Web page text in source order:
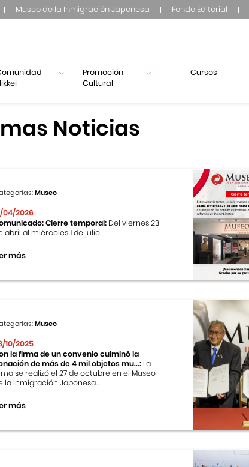
Museo de la Inmigración Japonesa Fondo Editorial
Promoción
Cultural
Cursos
Noticias
Museo
04/2026
Cierre temporal: Del viernes 23
abril al miércoles 1 de julio
más
Museo
10/2025
la firma de un convenio culminó la
de más de 4 mil objetos mu...: La
se realizó el 27 de octubre en el Museo
la Inmigración Japonesa...
más